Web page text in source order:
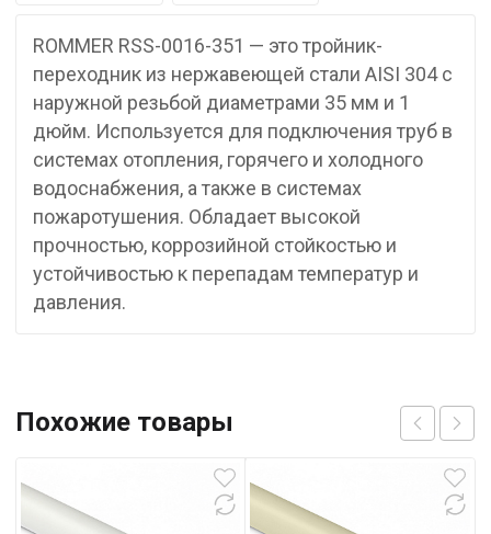
ROMMER RSS-0016-351 — это тройник-
переходник из нержавеющей стали AISI 304 с
наружной резьбой диаметрами 35 мм и 1
дюйм. Используется для подключения труб в
системах отопления, горячего и холодного
водоснабжения, а также в системах
пожаротушения. Обладает высокой
прочностью, коррозийной стойкостью и
устойчивостью к перепадам температур и
давления.
Похожие товары